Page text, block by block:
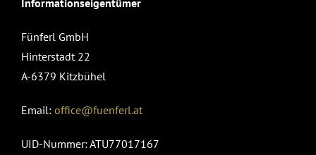
Fünferl GmbH
Hinterstadt 22
A-6379 Kitzbühel
Email: office@fuenferl.at
UID-Nummer: ATU77017167